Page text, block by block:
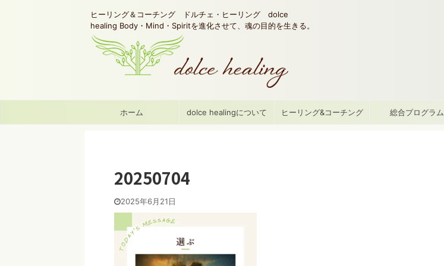
ヒーリング＆コーチング ドルチェ・ヒーリング dolce
healing Body・Mind・Spiritを進化させて、魂の目的を生きる。
ホーム dolce healingについて ヒーリング&コーチング 総合プログラム
20250704
2025年6月21日